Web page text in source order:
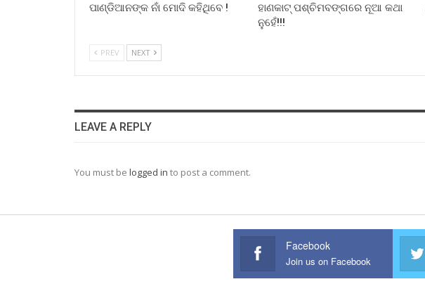
ପାଣ୍ଡିଆନଙ୍କ ନାଁ ମୋଦି କହିଥିବେ !
ହାଣକାଟ୍‌ ପଶ୍ଚିମବଙ୍ଗରେ ନୂଆ କଥା
ନୁହେଁ!!!
PREV NEXT
LEAVE A REPLY
You must be logged in to post a comment.
Facebook
Join us on Facebook